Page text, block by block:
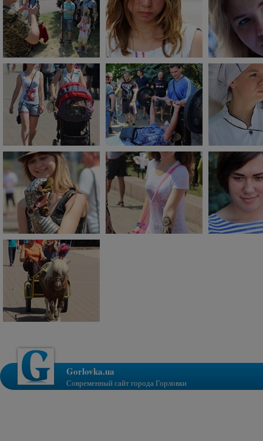
Gorlovka.ua
Современный сайт города Горловки